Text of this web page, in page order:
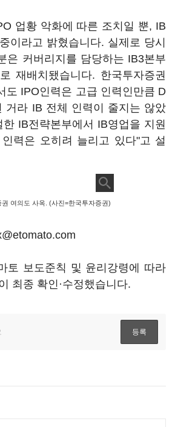
업황 악화에 따른 조치일 뿐, IB
이라고 밝혔습니다. 실제로 당시
은 커버리지를 담당하는 IB3본부
재배치됐습니다. 한국투자증권
도 IPO인력은 고급 인력인만큼 D
거라 IB 전체 인력이 줄지는 않았
IB전략본부에서 IB영업을 지원
력은 오히려 늘리고 있다"고 설
권 여의도 사옥. (사진=한국투자증권)
토 보도준칙 및 윤리강령에 따라
최종 확인·수정했습니다.